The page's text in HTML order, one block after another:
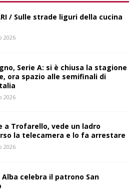
/ Sulle strade liguri della cucina
2026
Serie A: si è chiusa la stagione
ora spazio alle semifinali di
2026
a Trofarello, vede un ladro
la telecamera e lo fa arrestare
2026
Alba celebra il patrono San